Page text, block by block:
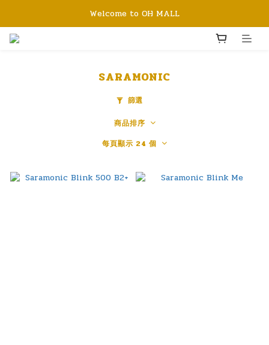
Welcome to OH MALL
SARAMONIC
篩選
商品排序
每頁顯示 24 個